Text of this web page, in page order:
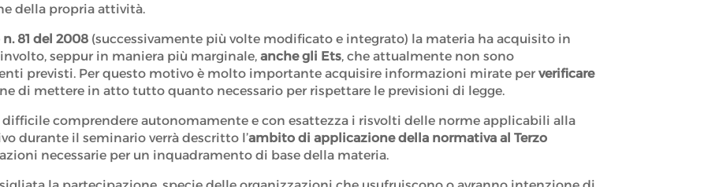
della propria attività.
81 del 2008 (successivamente più volte modificato e integrato) la materia ha acquisito in
seppur in maniera più marginale, anche gli Ets, che attualmente non sono
previsti. Per questo motivo è molto importante acquisire informazioni mirate perverificare
di mettere in atto tutto quanto necessario per rispettare le previsioni di legge.
difficile comprendere autonomamente e con esattezza i risvolti delle norme applicabili alla
durante il seminario verrà descritto l’ambito di applicazione della normativa al Terzo
necessarie per un inquadramento di base della materia.